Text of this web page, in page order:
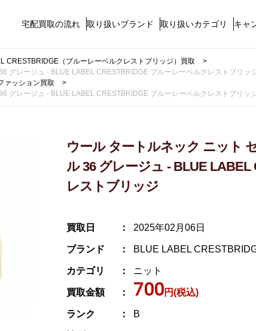
宅配買取の流れ 取り扱いブランド 取り扱いカテゴリ キャ
CRESTBRIDGE（ブルーレーベルクレストブリッジ）買取
グレージュ - BLUE LABEL CRESTBRIDGE ブルーレーベルクレストブリッ
ァッション買取
グレージュ - BLUE LABEL CRESTBRIDGE ブルーレーベルクレストブリッ
ウール タートルネック ニット
ル 36 グレージュ - BLUE
レストブリッジ
買取日 2025年02月06日
ブランド BLUE LABEL
カテゴリ ニット
買取金額 700円(税込)
ランク B